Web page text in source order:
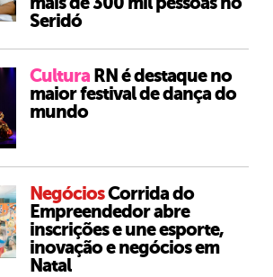
Seridó
Cultura RN é destaque no
maior festival de dança do
mundo
NegóciosCorrida do
Empreendedor abre
inscrições e une esporte,
inovação e negócios em
Natal